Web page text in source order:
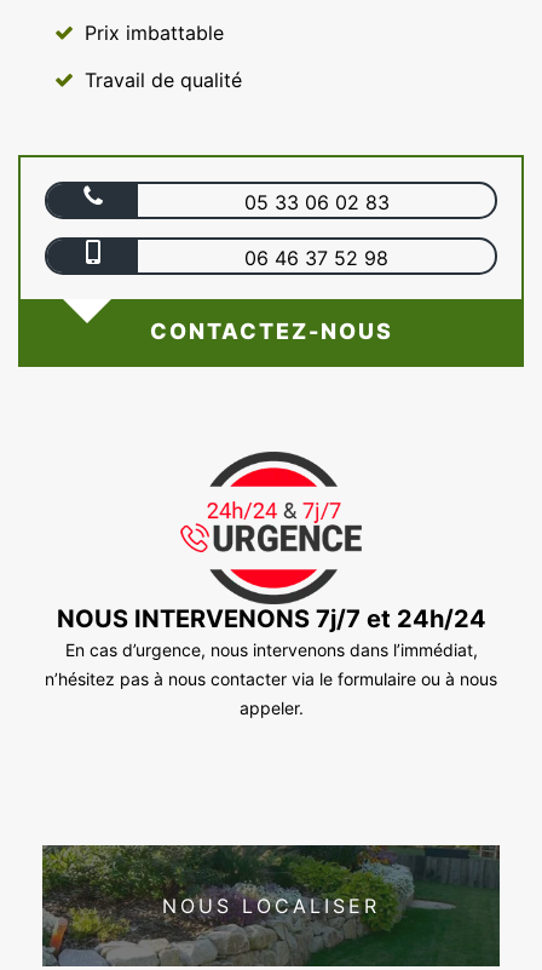
Prix imbattable
Travail de qualité
05 33 06 02 83
06 46 37 52 98
CONTACTEZ-NOUS
NOUS INTERVENONS 7j/7 et 24h/24
En cas d’urgence, nous intervenons dans l’immédiat,
n’hésitez pas à nous contacter via le formulaire ou à nous
appeler.
NOUS LOCALISER